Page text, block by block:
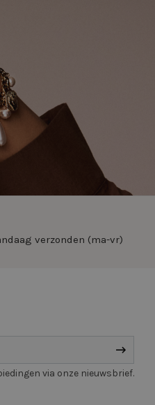
verzonden (ma-vr)
via onze nieuwsbrief.